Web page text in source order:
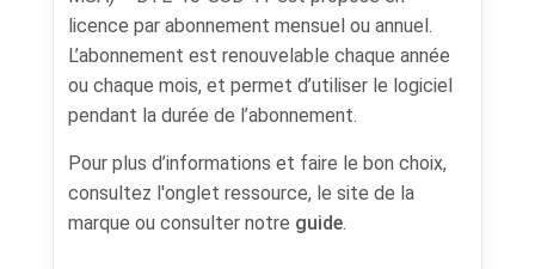
licence par abonnement mensuel ou annuel.
L’abonnement est renouvelable chaque année
ou chaque mois, et permet d’utiliser le logiciel
pendant la durée de l’abonnement.
Pour plus d’informations et faire le bon choix,
consultez l'onglet ressource, le site de la
marque ou consulter notre guide.